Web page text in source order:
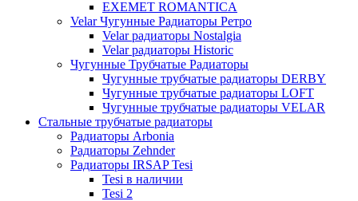
EXEMET ROMANTICA
Velar Чугунные Радиаторы Ретро
Velar радиаторы Nostalgia
Velar радиаторы Historic
Чугунные Трубчатые Радиаторы
Чугунные трубчатые радиаторы DERBY
Чугунные трубчатые радиаторы LOFT
Чугунные трубчатые радиаторы VELAR
Стальные трубчатые радиаторы
Радиаторы Arbonia
Радиаторы Zehnder
Радиаторы IRSAP Tesi
Tesi в наличии
Tesi 2